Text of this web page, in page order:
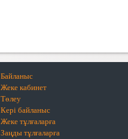
Байланыс
Жеке кабинет
Төлеу
Кері байланыс
Жеке тұлғаларға
Заңды тұлғаларға